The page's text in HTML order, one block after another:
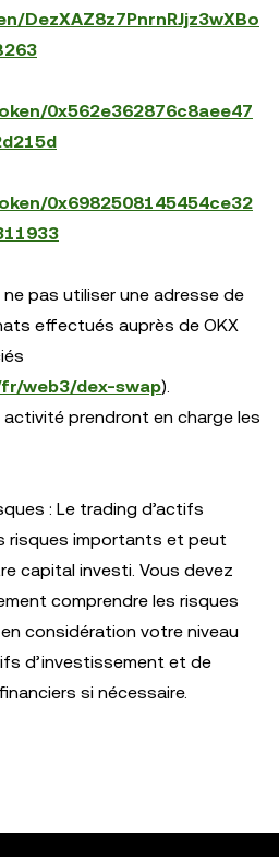
DezXAZ8z7PnrnRJjz3wXBo
0x562e362876c8aee47
0x6982508145454ce32
pas utiliser une adresse de
effectués auprès de OKX
web3/dex-swap).
prendront en charge les
: Le trading d’actifs
risques importants et peut
capital investi. Vous devez
comprendre les risques
considération votre niveau
d’investissement et de
si nécessaire.